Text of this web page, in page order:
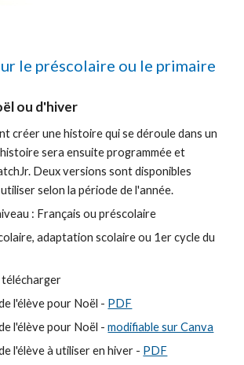
le préscolaire ou le primaire
ou d'hiver
créer une histoire qui se déroule dans un
sera ensuite programmée et
Deux versions sont disponibles
selon la période de l'année.
: Français ou préscolaire
adaptation scolaire ou 1er cycle du
l'élève pour Noël - PDF
l'élève pour Noël - modifiable sur Canva
l'élève à utiliser en hiver - PDF